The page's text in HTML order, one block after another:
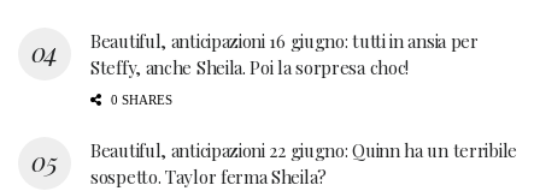
Beautiful, anticipazioni 16 giugno: tutti in ansia per
Steffy, anche Sheila. Poi la sorpresa choc!
0 SHARES
Beautiful, anticipazioni 22 giugno: Quinn ha un terribile
sospetto. Taylor ferma Sheila?